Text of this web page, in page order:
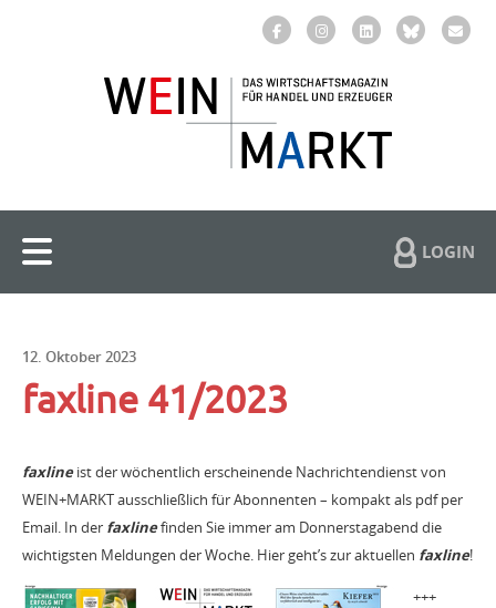
LOGIN
12. Oktober 2023
faxline 41/2023
faxlineist der wöchentlich erscheinende Nachrichtendienst von
WEIN+MARKT ausschließlich für Abonnenten – kompakt als pdf per
Email. In der faxlinefinden Sie immer am Donnerstagabend die
wichtigsten Meldungen der Woche. Hier geht’s zur aktuellen faxline!
+++